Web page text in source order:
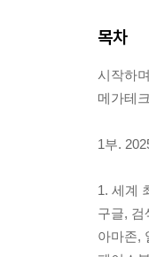
목차
시작하며
메가테
1부.
1. 세계
구글, 검
아마존,